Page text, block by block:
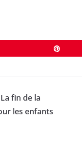
fin de la
les enfants